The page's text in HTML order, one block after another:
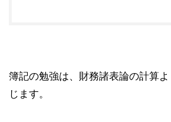
簿記の勉強は、財務諸表論の計算
じます。